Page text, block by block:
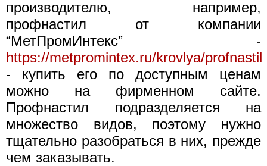
производителю, например,
профнастил от компании
“МетПромИнтекс” -
https://metpromintex.ru/krovlya/profnastil
- купить его по доступным ценам
можно на фирменном сайте.
Профнастил подразделяется на
множество видов, поэтому нужно
тщательно разобраться в них, прежде
чем заказывать.